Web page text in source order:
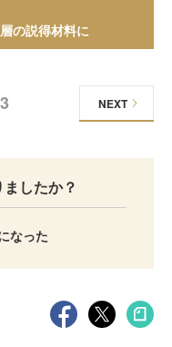
の説得材料に
3 NEXT
したか？
なった